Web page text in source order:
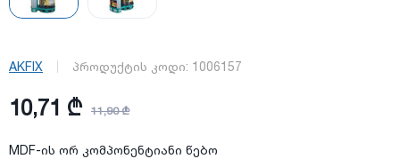
AKFIX პროდუქტის კოდი: 1006157
10,71 ₾ 11,90 ₾
MDF-ის ორ კომპონენტიანი წებო